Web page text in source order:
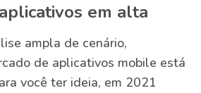
em alta
ampla de cenário,
de aplicativos mobile está
você ter ideia, em 2021